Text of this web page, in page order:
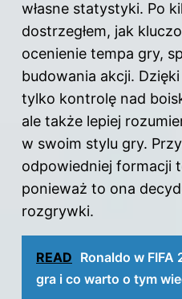
własne statystyki. Po
dostrzegłem, jak
ocenienie tempa gry,
budowania akcji.
tylko kontrolę nad
ale także lepiej
w swoim stylu gry.
odpowiedniej formacji
ponieważ to ona
rozgrywki.
READ Ronaldo w FIFA
gra i co warto o tym